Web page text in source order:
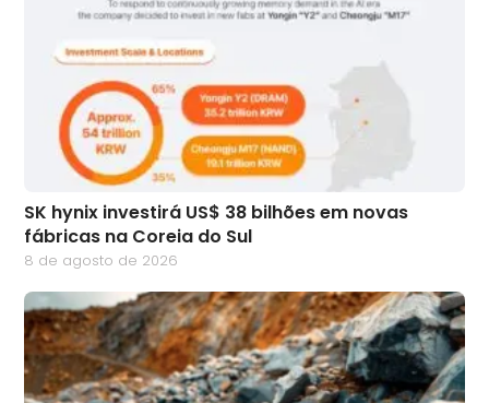
SK hynix investirá US$ 38 bilhões em novas
fábricas na Coreia do Sul
8 de agosto de 2026